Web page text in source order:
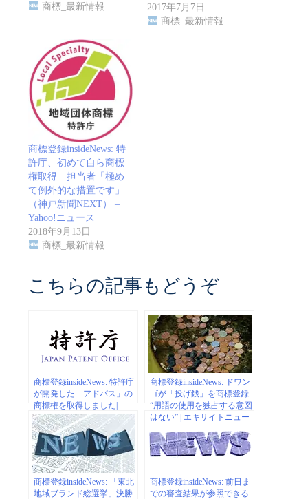
商標_最新情報
恐…
2017年7月7日
商標_最新情報
商標登録insideNews: 特
許庁、初めて自ら商標
権取得 担当者「極め
て例外的な措置です」
（神戸新聞NEXT） –
Yahoo!ニュース
2018年9月13日
商標_最新情報
こちらの記事もどうぞ
商標登録insideNews: 特許庁
が開発した「アドパス」の
商標権を取得しました|
twitter
商標登録insideNews: ドワン
ゴが「投げ銭」を商標登録
“用語の使用を独占する意図
はない” | エキサイトニュー
商標登録insideNews: 「東北
地域ブランド総選挙」決勝
商標登録insideNews: 前日ま
での審査結果が参照できる